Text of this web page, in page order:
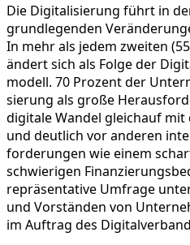
Die Digita­li­sie­rung führt in
grund­le­genden
In mehr als jedem zweiten
ändert sich als Folge der
mo­dell. 70 Prozent der
sie­rung als große
digitale Wandel gleichauf
und deutlich vor anderen
for­de­rungen wie einem
schwie­rigen
reprä­sen­ta­tive Umfrage
und Vorständen von
im Auftrag des